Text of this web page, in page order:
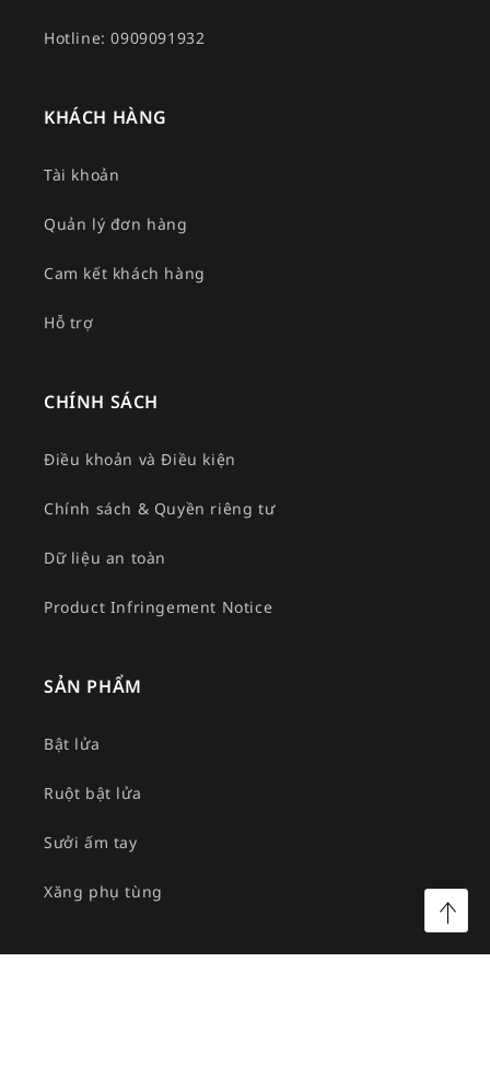
Hotline: 0909091932
KHÁCH HÀNG
Tài khoản
Quản lý đơn hàng
Cam kết khách hàng
Hỗ trợ
CHÍNH SÁCH
Điều khoản và Điều kiện
Chính sách & Quyền riêng tư
Dữ liệu an toàn
Product Infringement Notice
SẢN PHẨM
Bật lửa
Ruột bật lửa
Sưởi ấm tay
Xăng phụ tùng